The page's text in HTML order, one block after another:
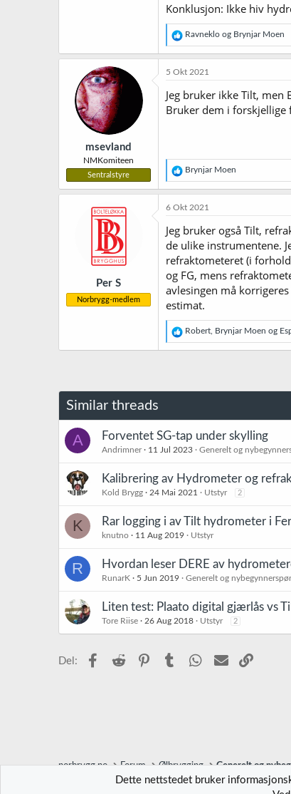
Målinger på FG
Hydrometer 1.011
Tilt 1.07
Konklusjon: Ikke hiv
R
e
a
k
j
o
n
Ravneklo og Brynjar Moen
msevland
NMKomiteen
Sentralstyre
5 Okt 2021
Jeg bruker ikke Tilt, men
Bruker dem i forskjellige
R
e
a
k
j
o
n
e
r
Brynjar Moen
Per S
Norbrygg-medlem
6 Okt 2021
Jeg bruker også Tilt,
de ulike instrumentene.
refraktometeret (i
og FG, mens
avlesingen må
estimat.
R
e
a
e
r
Robert Brynjar Moen og
Similar threads
A Forventet SG-tap under skylling
Andrimner 11 Jul 2023 Generelt og
Kalibrering av Hydrometer og
Kold Brygg 24 Mai 2021 Utstyr 2
K Rar logging i av Tilt hydrometer i
knutno 11 Aug 2019 Utstyr
R Hvordan leser DERE av
RunarK 5 Jun 2019 Generelt og
Liten test: Plaato digital gjærlås vs
Tore Riise 26 Aug 2018 Utstyr 2
Del: Facebook
Reddit PinterestTumblr WhatsApp
E-post
norbrygg.no Forum Ølbrygging Generelt og
Dette nettstedet bruker